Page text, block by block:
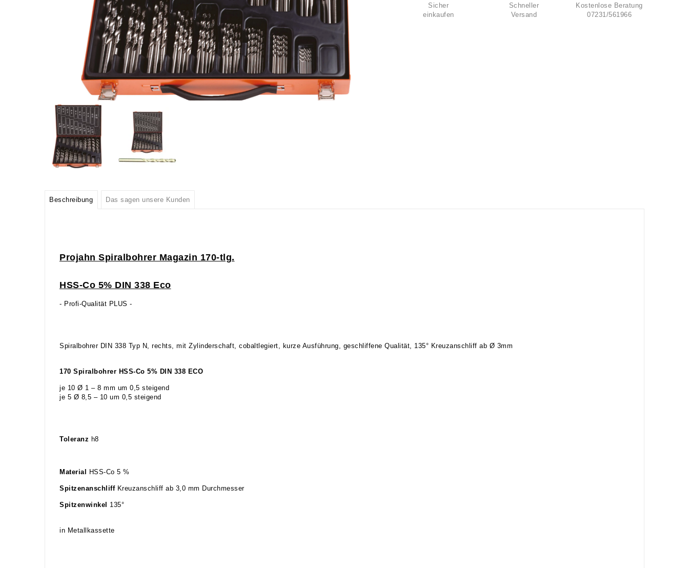
Sicher
einkaufen
Schneller
Versand
Kostenlose Beratung
07231/561966
Beschreibung Das sagen unsere Kunden
Projahn Spiralbohrer Magazin 170-tlg.
HSS-Co 5% DIN 338 Eco
- Profi-Qualität PLUS -
Spiralbohrer DIN 338 Typ N, rechts, mit Zylinderschaft, cobaltlegiert, kurze Ausführung, geschliffene Qualität, 135° Kreuzanschliff ab Ø 3mm
170 Spiralbohrer HSS-Co 5% DIN 338 ECO
je 10 Ø 1 – 8 mm um 0,5 steigend
je 5 Ø 8,5 – 10 um 0,5 steigend
Toleranz h8
Material HSS-Co 5 %
Spitzenanschliff Kreuzanschliff ab 3,0 mm Durchmesser
Spitzenwinkel 135°
in Metallkassette